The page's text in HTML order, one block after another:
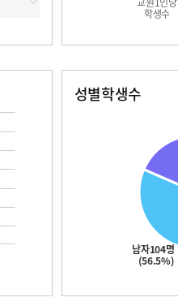
08. 19 수 - 여름방학
08. 20 목 - 여름방학
학생수
성별학생수
남자104명
(56.5%)